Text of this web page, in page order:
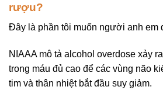
rượu?
Đây là phần tôi muốn người anh em
NIAAA mô tả alcohol overdose xảy
trong máu đủ cao để các vùng não
tim và thân nhiệt bắt đầu suy giảm.